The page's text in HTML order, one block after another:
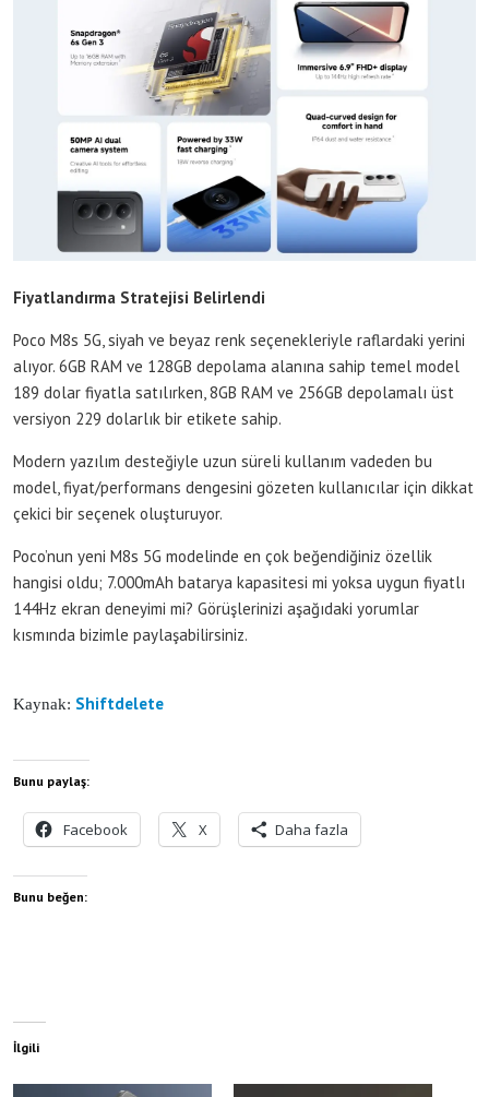
Fiyatlandırma Stratejisi Belirlendi
Poco M8s 5G, siyah ve beyaz renk seçenekleriyle raflardaki yerini
alıyor. 6GB RAM ve 128GB depolama alanına sahip temel model
189 dolar fiyatla satılırken, 8GB RAM ve 256GB depolamalı üst
versiyon 229 dolarlık bir etikete sahip.
Modern yazılım desteğiyle uzun süreli kullanım vadeden bu
model, fiyat/performans dengesini gözeten kullanıcılar için dikkat
çekici bir seçenek oluşturuyor.
Poco’nun yeni M8s 5G modelinde en çok beğendiğiniz özellik
hangisi oldu; 7.000mAh batarya kapasitesi mi yoksa uygun fiyatlı
144Hz ekran deneyimi mi? Görüşlerinizi aşağıdaki yorumlar
kısmında bizimle paylaşabilirsiniz.
Kaynak: Shiftdelete
Bunu paylaş:
Facebook X Daha fazla
Bunu beğen:
İlgili